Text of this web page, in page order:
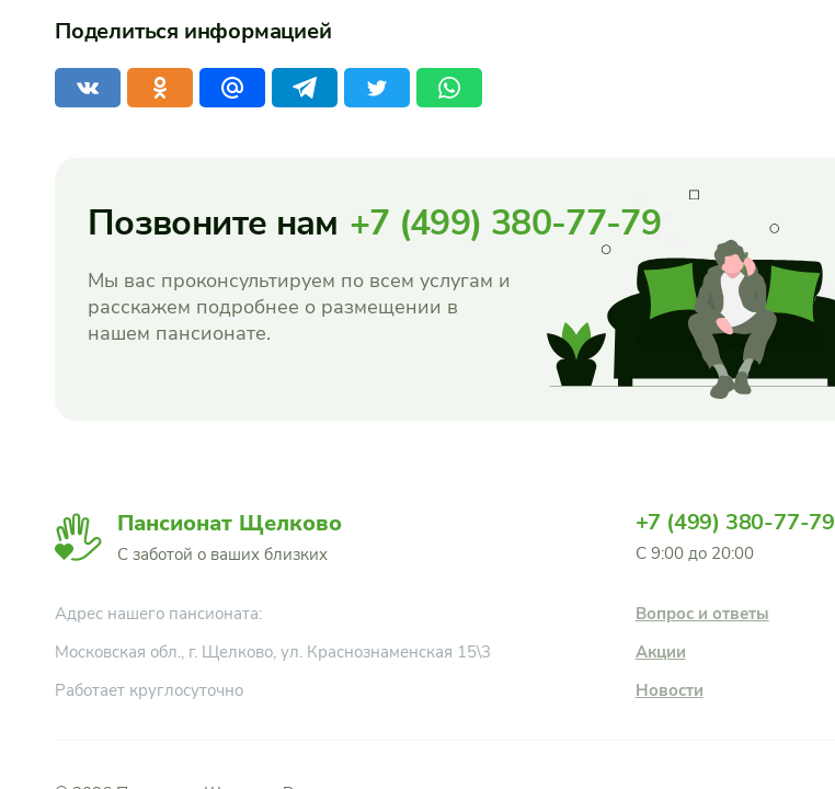
Поделиться информацией
Позвоните нам +7 (499) 380-77-79
Мы вас проконсультируем по всем услугам и
расскажем подробнее о размещении в
нашем пансионате.
Пансионат Щелково
С заботой о ваших близких
+7 (499) 380-77-79
С 9:00 до 20:00
Адрес нашего пансионата:
Московская обл., г. Щелково, ул. Краснознаменская 15\3
Работает круглосуточно
Вопрос и ответы
Акции
Новости